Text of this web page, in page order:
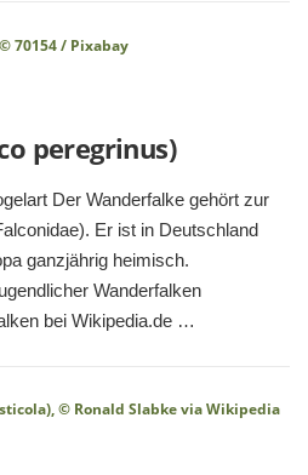
peregrinus)
Der Wanderfalke gehört zur
Er ist in Deutschland
ganzjährig heimisch.
Wanderfalken
bei Wikipedia.de …